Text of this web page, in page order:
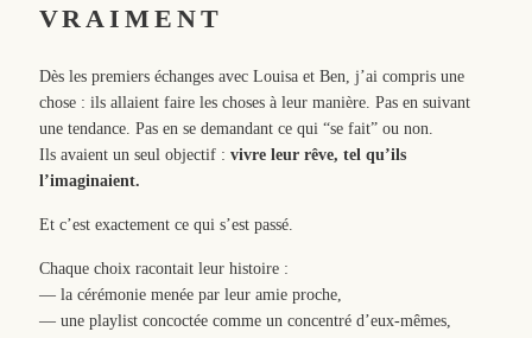
VRAIMENT
Dès les premiers échanges avec Louisa et Ben, j’ai compris une
chose : ils allaient faire les choses à leur manière. Pas en suivant
une tendance. Pas en se demandant ce qui “se fait” ou non.
Ils avaient un seul objectif : vivre leur rêve, tel qu’ils
l’imaginaient.
Et c’est exactement ce qui s’est passé.
Chaque choix racontait leur histoire :
— la cérémonie menée par leur amie proche,
— une playlist concoctée comme un concentré d’eux-mêmes,